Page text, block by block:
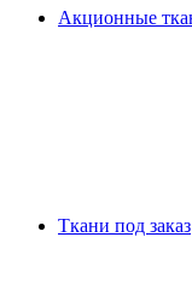
Акционные
Ткани под заказ